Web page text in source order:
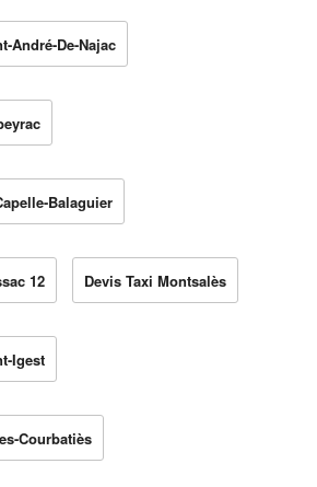
André-De-Najac
Balaguier
12 Devis Taxi Montsalès
Igest
Courbatiès